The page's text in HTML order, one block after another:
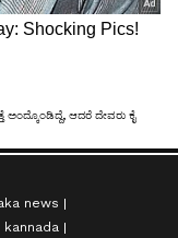
news
kannada